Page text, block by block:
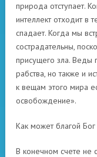
природа отступает.
интеллект отходит в
спадает. Когда мы
сострадательны,
присущего зла. Веды
рабства, но также и
к вещам этого мира
освобождение».
Как может благой Бог
В конечном счете не